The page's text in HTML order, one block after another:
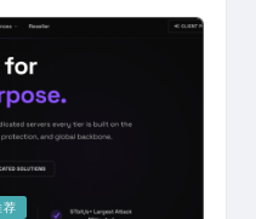
荐